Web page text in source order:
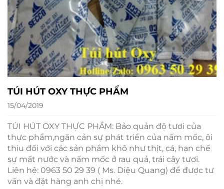
TÚI HÚT OXY THỰC PHẨM
15/04/2019
TÚI HÚT OXY THỰC PHẨM: Bảo quản độ tươi của
thực phẩm,ngăn cản sự phát triển của nấm mốc, ôi
thiu đối với các sản phẩm khô như thịt, cá, hạn chế
sự mất nước và nấm mốc ở rau quả, trái cây tươi.
Liên hệ: 0963 50 29 39 ( Ms. Diệu Quang) để được tư
vấn và đặt hàng anh chị nhé.